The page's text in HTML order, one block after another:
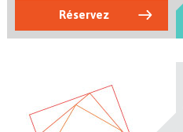
Réservez